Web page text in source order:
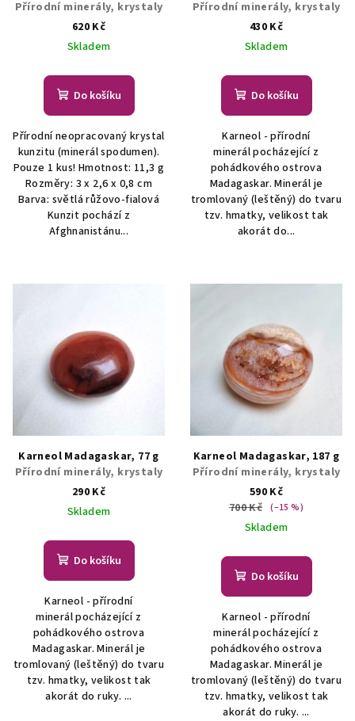
Přírodní minerály, krystaly
620 Kč
Skladem
Do košíku
Přírodní neopracovaný krystal
kunzitu (minerál spodumen).
Pouze 1 kus! Hmotnost: 11,3 g
Rozměry: 3 x 2,6 x 0,8 cm
Barva: světlá růžovo-fialová
Kunzit pochází z
Afghnanistánu...
Přírodní minerály, krystaly
430 Kč
Skladem
Do košíku
Karneol - přírodní
minerál pocházející z
pohádkového ostrova
Madagaskar. Minerál je
tromlovaný (leštěný) do tvaru
tzv. hmatky, velikost tak
akorát do...
Karneol Madagaskar, 77 g
Přírodní minerály, krystaly
290 Kč
Skladem
Do košíku
Karneol - přírodní
minerál pocházející z
pohádkového ostrova
Madagaskar. Minerál je
tromlovaný (leštěný) do tvaru
tzv. hmatky, velikost tak
akorát do ruky. ...
Karneol Madagaskar, 187 g
Přírodní minerály, krystaly
590 Kč
700 Kč (–15 %)
Skladem
Do košíku
Karneol - přírodní
minerál pocházející z
pohádkového ostrova
Madagaskar. Minerál je
tromlovaný (leštěný) do tvaru
tzv. hmatky, velikost tak
akorát do ruky. ...